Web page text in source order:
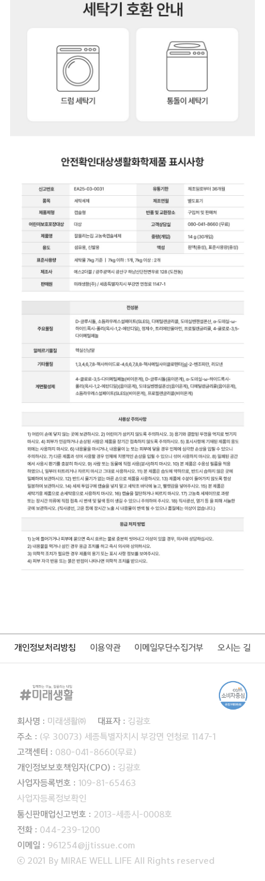
개인정보처리방침 이용약관 이메일무단수집거부 오시는 길
회사명 : 미래생활㈜ 대표자 : 김광호
주소 : (우 30073) 세종특별자치시 부강면 연청로 1147-1
고객센터 : 080-041-8660(무료)
개인정보보호책임자(CPO) : 김광호
사업자등록번호 : 109-81-65463
사업자등록정보확인
통신판매업신고번호 : 2013-세종시-0008호
전화 : 044-239-1200
이메일 : 961254@jjtissue.com
ⓒ 2021 By MIRAE WELL LIFE All Rights reserved